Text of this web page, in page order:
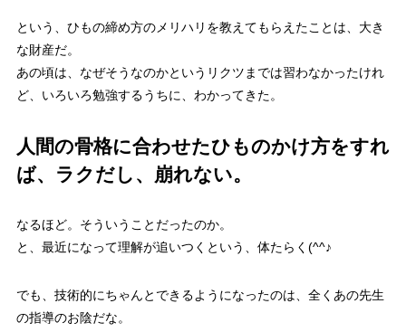
という、ひもの締め方のメリハリを教えてもらえたことは、大き
な財産だ。
あの頃は、なぜそうなのかというリクツまでは習わなかったけれ
ど、いろいろ勉強するうちに、わかってきた。
人間の骨格に合わせたひものかけ方をすれ
ば、ラクだし、崩れない。
なるほど。そういうことだったのか。
と、最近になって理解が追いつくという、体たらく(^^♪
でも、技術的にちゃんとできるようになったのは、全くあの先生
の指導のお陰だな。